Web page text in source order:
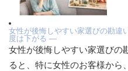
女性が後悔しやすい家選びの勘違
度は下がる ―
女性が後悔しやすい家選びの
ると、特に女性のお客様から